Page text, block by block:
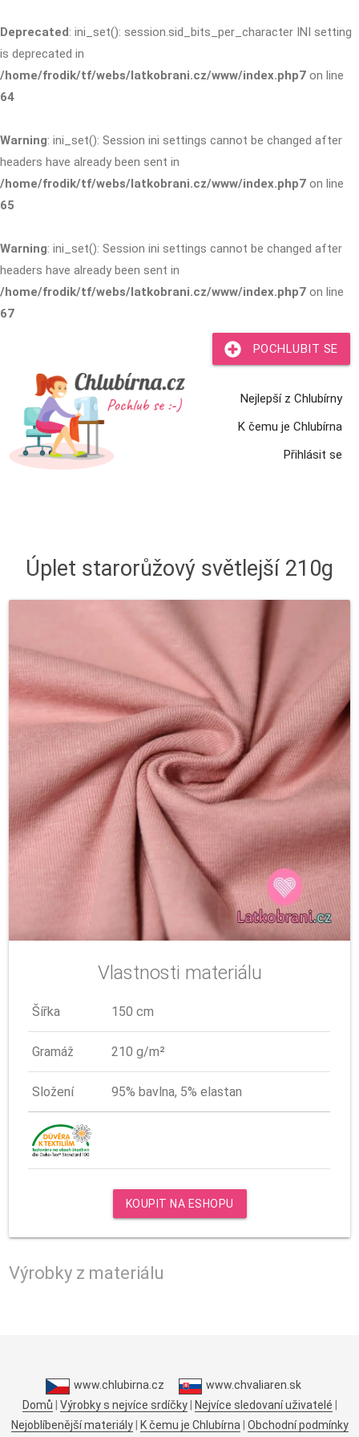
Deprecated: ini_set(): session.sid_bits_per_character INI setting
is deprecated in
/home/frodik/tf/webs/latkobrani.cz/www/index.php7 on line
64
Warning: ini_set(): Session ini settings cannot be changed after
headers have already been sent in
/home/frodik/tf/webs/latkobrani.cz/www/index.php7 on line
65
Warning: ini_set(): Session ini settings cannot be changed after
headers have already been sent in
/home/frodik/tf/webs/latkobrani.cz/www/index.php7 on line
67
Nejlepší z Chlubírny
K čemu je Chlubírna
Přihlásit se
POCHLUBIT SE
Úplet starorůžový světlejší 210g
Vlastnosti materiálu
Šířka 150 cm
Gramáž 210 g/m²
Složení 95% bavlna, 5% elastan
KOUPIT NA ESHOPU
Výrobky z materiálu
Š.
www.chlubirna.cz
www.chvaliaren.sk
Domů
Výrobky s nejvíce srdíčky| Nejvíce sledovaní uživatelé
Nejoblíbenější materiály| K čemu je Chlubírna| Obchodní podmínky